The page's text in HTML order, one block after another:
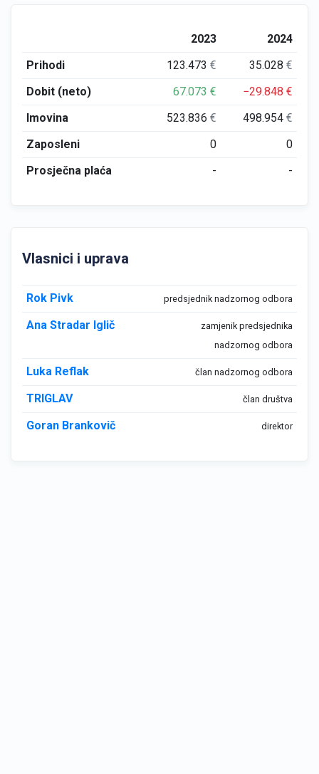
2023
2024
Prihodi
123.473€ 35.028€
Dobit (neto)
67.073€ −29.848€
Imovina
523.836€ 498.954€
Zaposleni
0
0
Prosječna plaća
- -
Vlasnici i uprava
Rok Pivk predsjednik nadzornog odbora
Ana Stradar Iglič
zamjenik predsjednika
nadzornog odbora
Luka Reflak član nadzornog odbora
TRIGLAV član društva
Goran Brankovič direktor